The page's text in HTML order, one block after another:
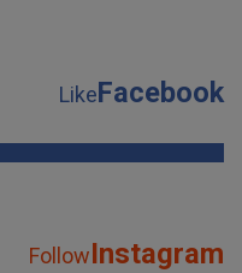
LikeFacebook
FollowInstagram